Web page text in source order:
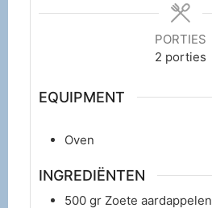
PORTIES
2 porties
EQUIPMENT
Oven
INGREDIËNTEN
500 gr Zoete aardappelen